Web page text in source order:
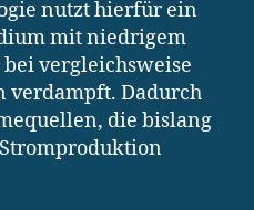
nutzt hierfür ein
mit niedrigem
vergleichsweise
verdampft. Dadurch
die bislang